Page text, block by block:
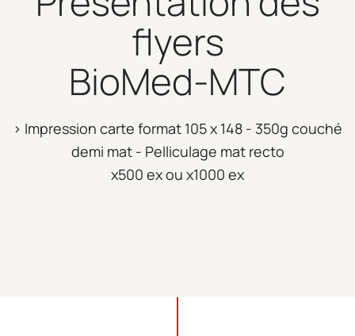
flyers
BioMed-MTC
> Impression carte format 105 x 148 - 350g couché
demi mat - Pelliculage mat recto
x500 ex ou x1000 ex